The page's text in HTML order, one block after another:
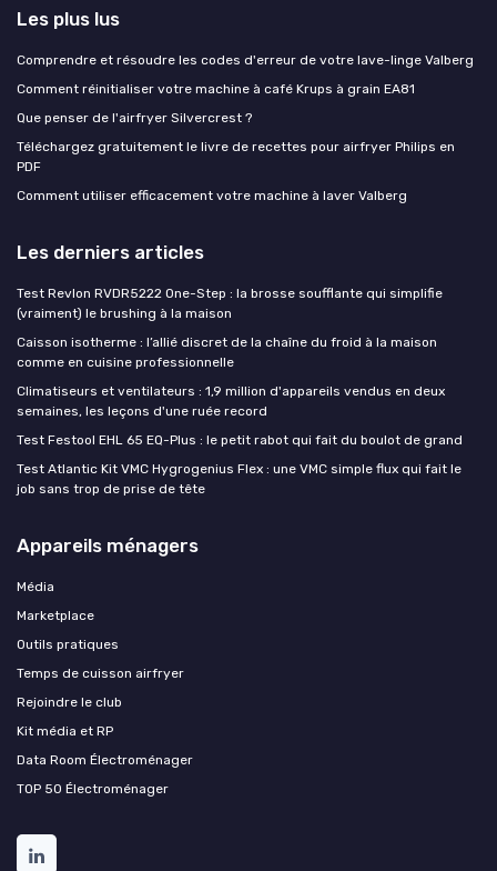
Les plus lus
Comprendre et résoudre les codes d'erreur de votre lave-linge Valberg
Comment réinitialiser votre machine à café Krups à grain EA81
Que penser de l'airfryer Silvercrest ?
Téléchargez gratuitement le livre de recettes pour airfryer Philips en
PDF
Comment utiliser efficacement votre machine à laver Valberg
Les derniers articles
Test Revlon RVDR5222 One-Step : la brosse soufflante qui simplifie
(vraiment) le brushing à la maison
Caisson isotherme : l’allié discret de la chaîne du froid à la maison
comme en cuisine professionnelle
Climatiseurs et ventilateurs : 1,9 million d'appareils vendus en deux
semaines, les leçons d'une ruée record
Test Festool EHL 65 EQ-Plus : le petit rabot qui fait du boulot de grand
Test Atlantic Kit VMC Hygrogenius Flex : une VMC simple flux qui fait le
job sans trop de prise de tête
Appareils ménagers
Média
Marketplace
Outils pratiques
Temps de cuisson airfryer
Rejoindre le club
Kit média et RP
Data Room Électroménager
TOP 50 Électroménager